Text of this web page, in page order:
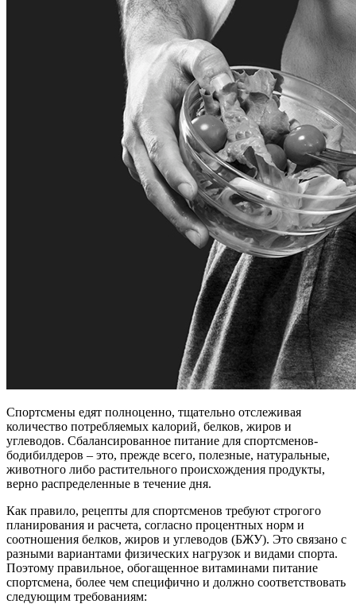
Спортсмены едят полноценно, тщательно отслеживая
количество потребляемых калорий, белков, жиров и
углеводов. Сбалансированное питание для спортсменов-
бодибилдеров – это, прежде всего, полезные, натуральные,
животного либо растительного происхождения продукты,
верно распределенные в течение дня.
Как правило, рецепты для спортсменов требуют строгого
планирования и расчета, согласно процентных норм и
соотношения белков, жиров и углеводов (БЖУ). Это связано с
разными вариантами физических нагрузок и видами спорта.
Поэтому правильное, обогащенное витаминами питание
спортсмена, более чем специфично и должно соответствовать
следующим требованиям: